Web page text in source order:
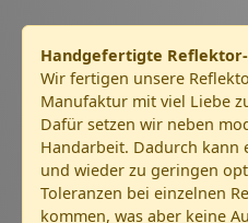
Handgefertigte
Wir fertigen unsere
Manufaktur mit viel Liebe
Dafür setzen wir neben
Handarbeit. Dadurch
und wieder zu geringen
Toleranzen bei einzelnen
kommen, was aber keine